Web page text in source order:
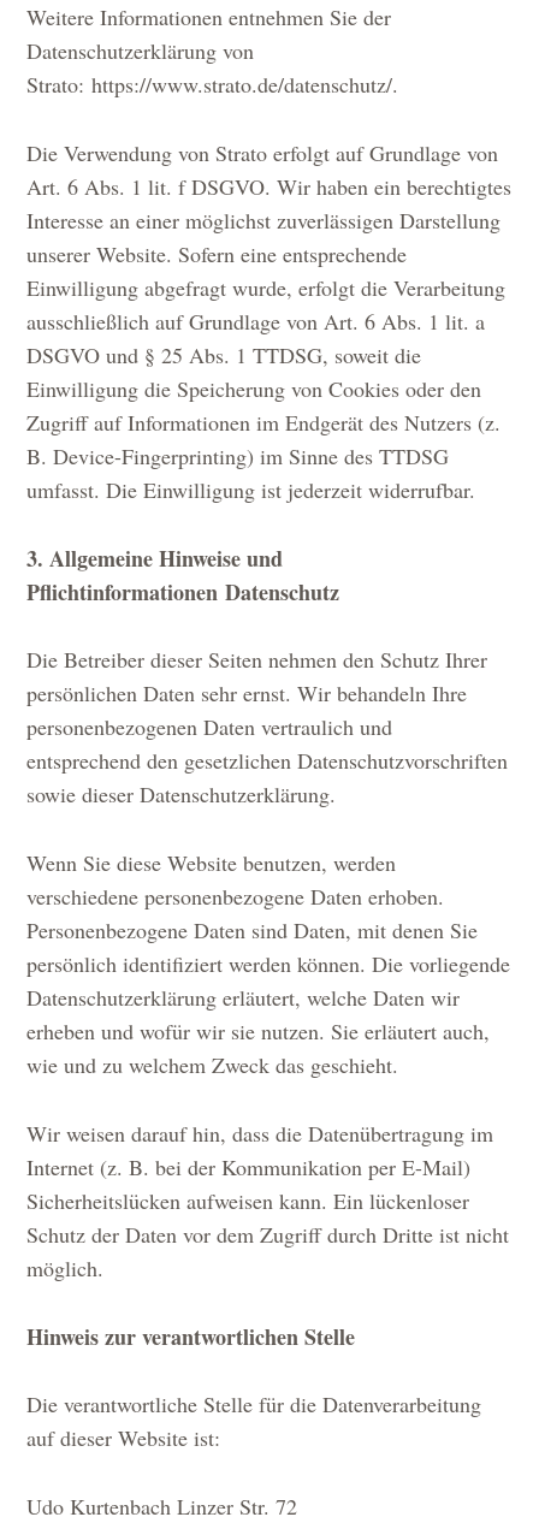
Weitere Informationen entnehmen Sie der
Datenschutzerklärung von
Strato: https://www.strato.de/datenschutz/.
Die Verwendung von Strato erfolgt auf Grundlage von
Art. 6 Abs. 1 lit. f DSGVO. Wir haben ein berechtigtes
Interesse an einer möglichst zuverlässigen Darstellung
unserer Website. Sofern eine entsprechende
Einwilligung abgefragt wurde, erfolgt die Verarbeitung
ausschließlich auf Grundlage von Art. 6 Abs. 1 lit. a
DSGVO und § 25 Abs. 1 TTDSG, soweit die
Einwilligung die Speicherung von Cookies oder den
Zugriff auf Informationen im Endgerät des Nutzers (z.
B. Device-Fingerprinting) im Sinne des TTDSG
umfasst. Die Einwilligung ist jederzeit widerrufbar.
3. Allgemeine Hinweise und
PflichtinformationenDatenschutz
Die Betreiber dieser Seiten nehmen den Schutz Ihrer
persönlichen Daten sehr ernst. Wir behandeln Ihre
personenbezogenen Daten vertraulich und
entsprechend den gesetzlichen Datenschutzvorschriften
sowie dieser Datenschutzerklärung.
Wenn Sie diese Website benutzen, werden
verschiedene personenbezogene Daten erhoben.
Personenbezogene Daten sind Daten, mit denen Sie
persönlich identifiziert werden können. Die vorliegende
Datenschutzerklärung erläutert, welche Daten wir
erheben und wofür wir sie nutzen. Sie erläutert auch,
wie und zu welchem Zweck das geschieht.
Wir weisen darauf hin, dass die Datenübertragung im
Internet (z. B. bei der Kommunikation per E-Mail)
Sicherheitslücken aufweisen kann. Ein lückenloser
Schutz der Daten vor dem Zugriff durch Dritte ist nicht
möglich.
Hinweis zur verantwortlichen Stelle
Die verantwortliche Stelle für die Datenverarbeitung
auf dieser Website ist:
Udo Kurtenbach Linzer Str. 72